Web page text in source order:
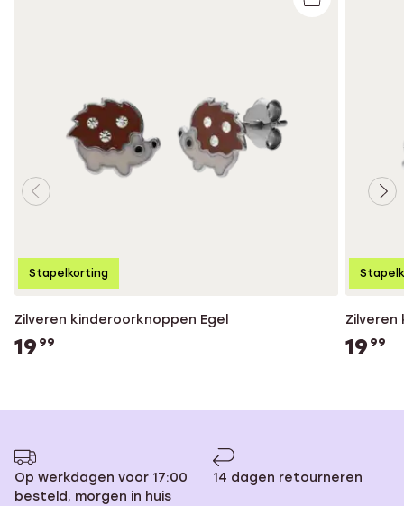
Zilveren kinderoorknoppen Egel
19 99
Stapelkorting
19 99
Op werkdagen voor 17:00
besteld, morgen in huis
14 dagen retourneren